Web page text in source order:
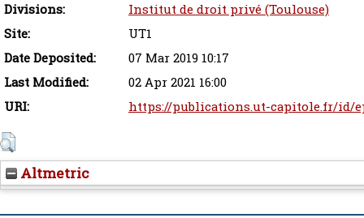
Divisions:
Institut de droit privé (Toulouse)
Site:
UT1
Date Deposited:
07 Mar 2019 10:17
Last Modified:
02 Apr 2021 16:00
URI:
https://publications.ut-capitole.fr/id/
Altmetric